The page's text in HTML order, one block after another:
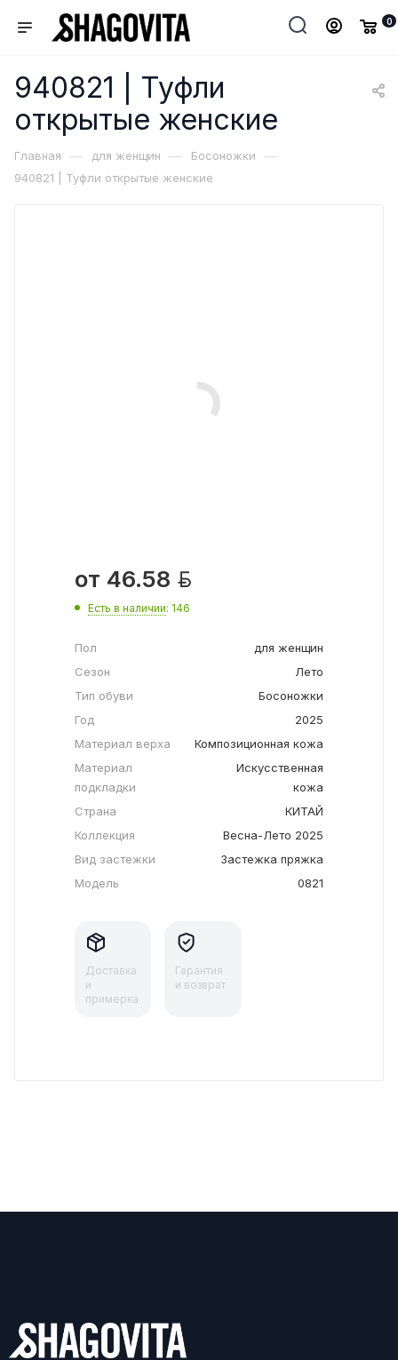
0
940821 | Туфли
открытые женские
Главная — для женщин — Босоножки —
940821 | Туфли открытые женские
от 46.58 
Есть в наличии: 146
Пол
для женщин
Сезон
Лето
Тип обуви
Босоножки
Год
2025
Материал верха
Композиционная кожа
Материал
подкладки
Искусственная
кожа
Страна
КИТАЙ
Коллекция
Весна-Лето 2025
Вид застежки
Застежка пряжка
Модель
0821
Доставка
и
примерка
Гарантия
и возврат